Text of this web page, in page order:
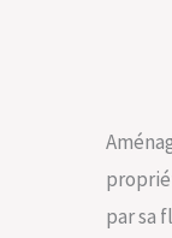
par sa